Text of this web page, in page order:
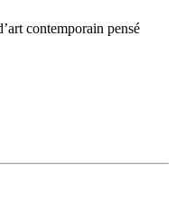
contemporain pensé